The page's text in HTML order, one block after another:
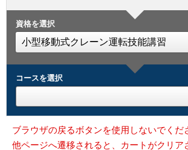
資格を選択
コースを選択
ブラウザの戻るボタンを使用しないでくだ
他ページへ遷移されると、カートがクリア